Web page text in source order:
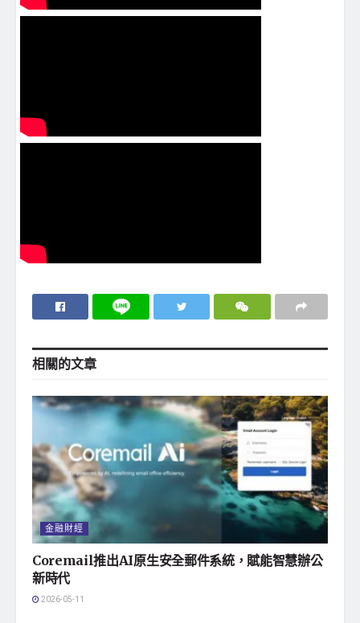
相關的文章
金融財經
Coremail推出AI原生安全郵件系統，賦能智慧辦公
新時代
2026-05-11